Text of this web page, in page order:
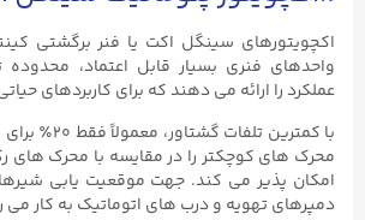
اکچویتورهای سینگل اکت یا فنر برگشتی
واحدهای فنری بسیار قابل اعتماد،
عملکرد را ارائه می‌ دهند که برای کاربردهای
محرک های کوچکتر را در مقایسه با محرک های
امکان پذیر می کند. جهت موقعیت یابی
دمپرهای تهویه و درب های اتوماتیک به کار می